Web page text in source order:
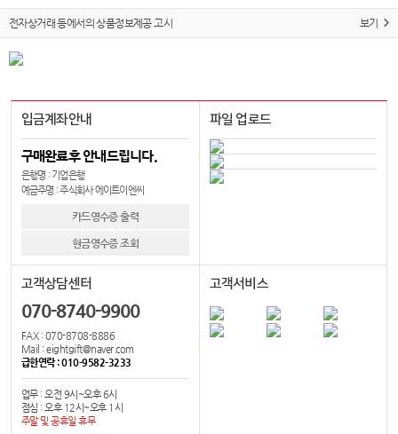
전자상거래 등에서의 상품정보제공 고시 보기
입금계좌안내
구매완료후 안내드립니다.
은행명 : 기업은행
예금주명 : 주식회사 에이트이엔씨
카드영수증 출력
현금영수증 조회
파일 업로드
고객상담센터
070-8740-9900
FAX : 070-8708-8886
Mail : eightgift@naver.com
급한연락 : 010-9582-3233
업무 : 오전 9시~오후 6시
점심 : 오후 12시~오후 1시
주말 및 공휴일 휴무
고객서비스